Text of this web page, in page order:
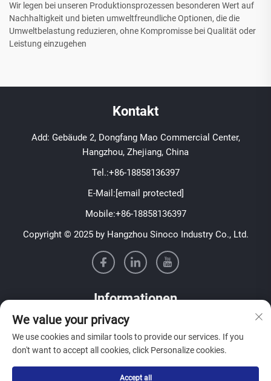
Wir legen bei unseren Produktionsprozessen besonderen Wert auf
Nachhaltigkeit und bieten umweltfreundliche Optionen, die die
Umweltbelastung reduzieren, ohne Kompromisse bei Qualität oder
Leistung einzugehen
Kontakt
Add: Gebäude 2, Dongfang Mao Commercial Center,
Hangzhou, Zhejiang, China
Tel.:+86-18858136397
E-Mail:[email protected]
Mobile:+86-18858136397
Copyright © 2025 by Hangzhou Sinoco Industry Co., Ltd.
Informationen
Melden Sie sich für unseren wöchentlichen Newsletter an
We value your privacy
We use cookies and similar tools to provide our services. If you
don't want to accept all cookies, click Personalize cookies.
Accept all